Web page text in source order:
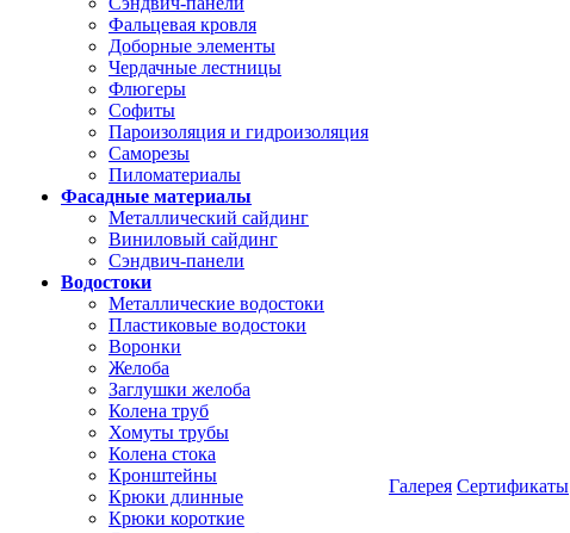
Фальцевая кровля
Доборные элементы
Чердачные лестницы
Флюгеры
Софиты
Пароизоляция и гидроизоляция
Саморезы
Пиломатериалы
Фасадные материалы
Металлический сайдинг
Виниловый сайдинг
Сэндвич-панели
Водостоки
Металлические водостоки
Пластиковые водостоки
Воронки
Желоба
Заглушки желоба
Колена труб
Хомуты трубы
Колена стока
Кронштейны
Крюки длинные
Крюки короткие
Галерея Сертификаты